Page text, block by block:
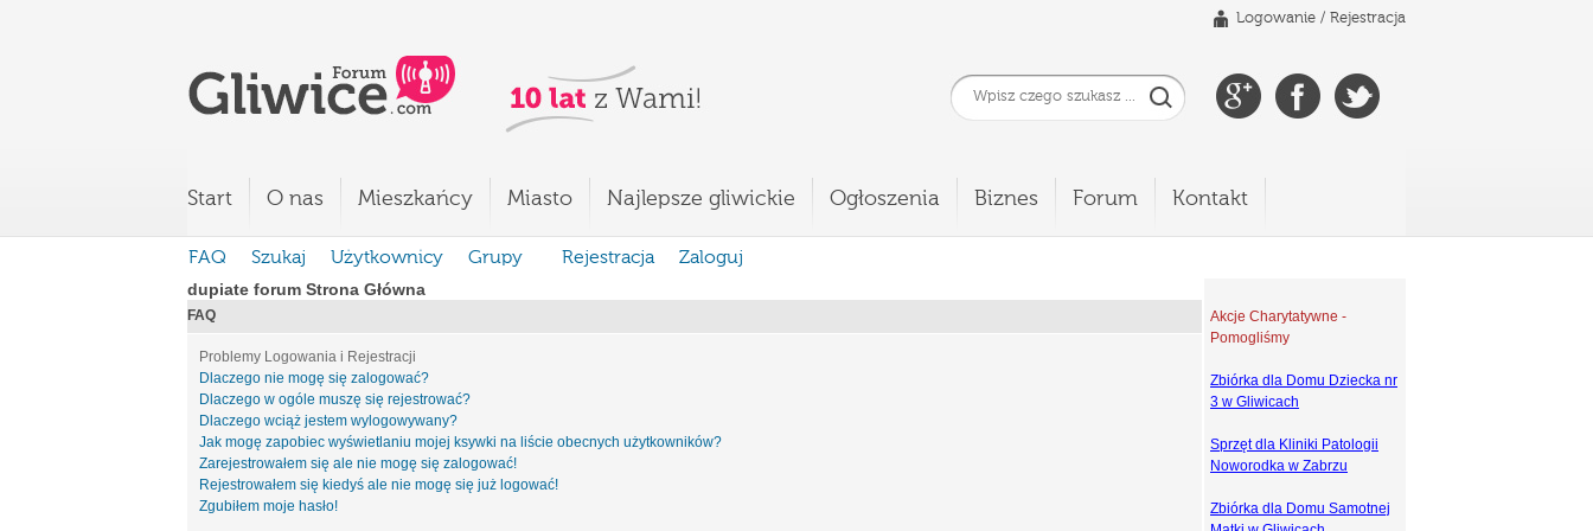
Logowanie / Rejestracja
Start O nas Mieszkańcy Miasto Najlepsze gliwickie Ogłoszenia Biznes Forum Kontakt
FAQ Szukaj Użytkownicy Grupy Rejestracja
Zaloguj
dupiate forum Strona Główna
FAQ
Problemy Logowania i Rejestracji
Dlaczego nie mogę się zalogować?
Dlaczego w ogóle muszę się rejestrować?
Dlaczego wciąż jestem wylogowywany?
Jak mogę zapobiec wyświetlaniu mojej ksywki na liście obecnych użytkowników?
Zarejestrowałem się ale nie mogę się zalogować!
Rejestrowałem się kiedyś ale nie mogę się już logować!
Zgubiłem moje hasło!
Akcje Charytatywne -
Pomogliśmy
Zbiórka dla Domu Dziecka nr
3 w Gliwicach
Sprzęt dla Kliniki Patologii
Noworodka w Zabrzu
Zbiórka dla Domu Samotnej